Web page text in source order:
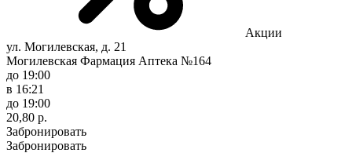
Акции
ул. Могилевская, д. 21
Могилевская Фармация Аптека №164
до 19:00
в 16:21
до 19:00
20,80 р.
Забронировать
Забронировать